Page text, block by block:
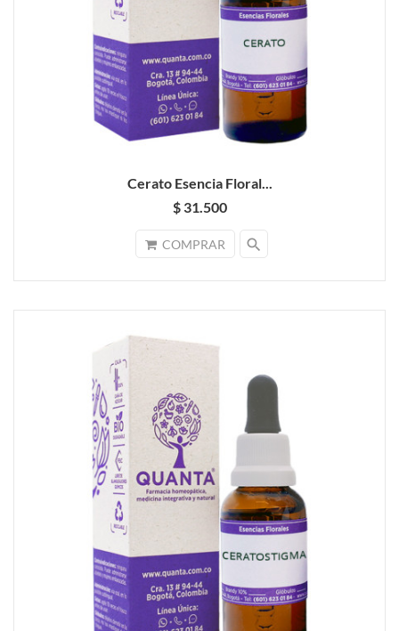
Cerato Esencia Floral...
$ 31.500
COMPRAR search